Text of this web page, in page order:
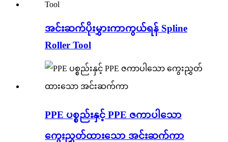
အင်းဆက်ပိုးမွှားကာကွယ်ရန် Spline
Roller Tool
PPE ပစ္စည်းနှင့် PPE ဇကာပါသော
ကွေးညွှတ်ထားသော အင်းဆက်ကာ